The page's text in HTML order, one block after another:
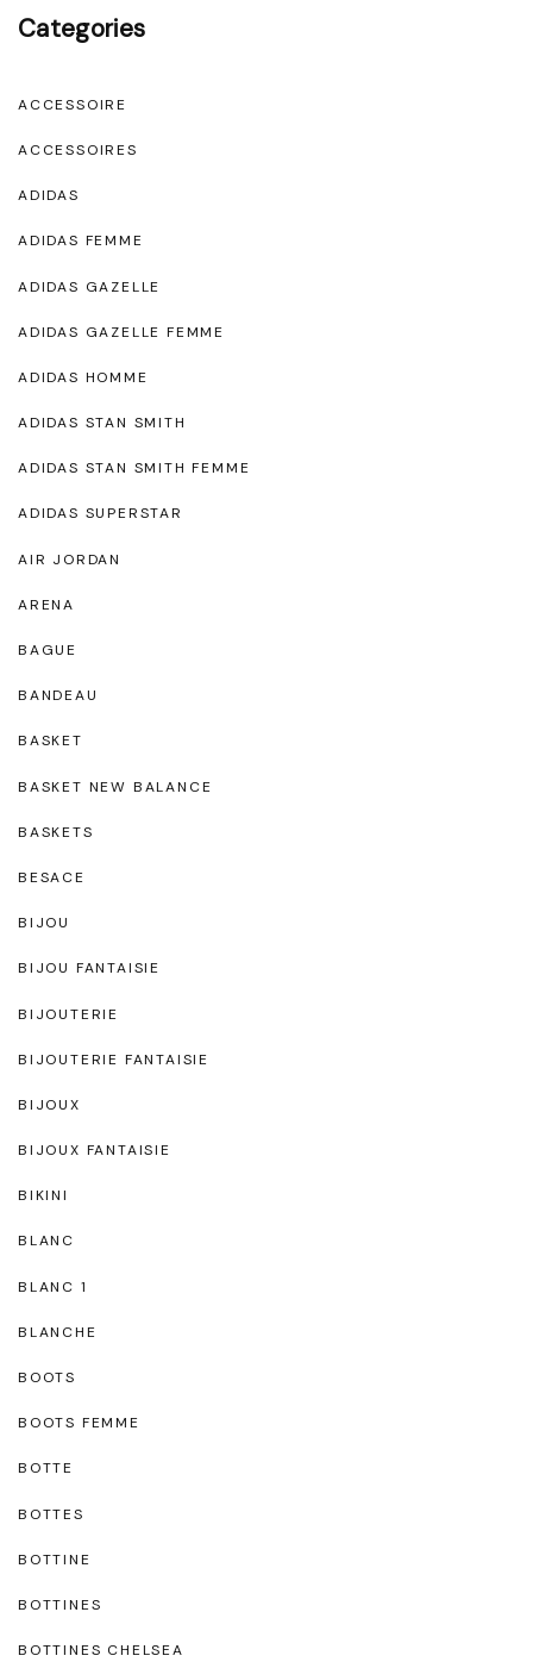
Categories
ACCESSOIRE
ACCESSOIRES
ADIDAS
ADIDAS FEMME
ADIDAS GAZELLE
ADIDAS GAZELLE FEMME
ADIDAS HOMME
ADIDAS STAN SMITH
ADIDAS STAN SMITH FEMME
ADIDAS SUPERSTAR
AIR JORDAN
ARENA
BAGUE
BANDEAU
BASKET
BASKET NEW BALANCE
BASKETS
BESACE
BIJOU
BIJOU FANTAISIE
BIJOUTERIE
BIJOUTERIE FANTAISIE
BIJOUX
BIJOUX FANTAISIE
BIKINI
BLANC
BLANC 1
BLANCHE
BOOTS
BOOTS FEMME
BOTTE
BOTTES
BOTTINE
BOTTINES
BOTTINES CHELSEA